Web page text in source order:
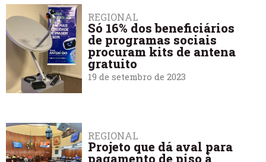
REGIONAL
Só 16% dos beneficiários
de programas sociais
procuram kits de antena
gratuito
19 de setembro de 2023
REGIONAL
Projeto que dá aval para
pagamento de piso à